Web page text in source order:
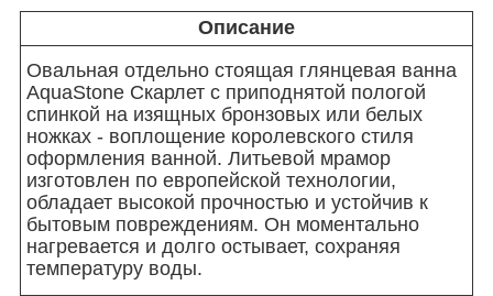
Описание
Овальная отдельно стоящая глянцевая ванна
AquaStone Скарлет с приподнятой пологой
спинкой на изящных бронзовых или белых
ножках - воплощение королевского стиля
оформления ванной. Литьевой мрамор
изготовлен по европейской технологии,
обладает высокой прочностью и устойчив к
бытовым повреждениям. Он моментально
нагревается и долго остывает, сохраняя
температуру воды.